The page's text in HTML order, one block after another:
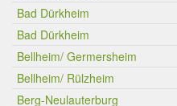
Bad Dürkheim
Bad Dürkheim
Bellheim/ Germersheim
Bellheim/ Rülzheim
Berg-Neulauterburg